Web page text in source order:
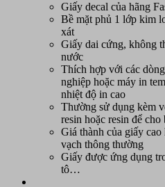
Giấy decal của hãng
Bề mặt phủ 1 lớp kim
xát
Giấy dai cứng, không
nước
Thích hợp với các dòng
nghiệp hoặc máy in
nhiệt độ in cao
Thường sử dụng kèm
resin hoặc resin để
Giá thành của giấy
vạch thông thường
Giấy được ứng dụng
tô…